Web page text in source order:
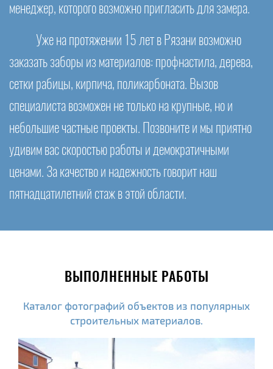
менеджер, которого возможно пригласить для замера.
Уже на протяжении 15 лет в Рязани возможно
заказать заборы из материалов: профнастила, дерева,
сетки рабицы, кирпича, поликарбоната. Вызов
специалиста возможен не только на крупные, но и
небольшие частные проекты. Позвоните и мы приятно
удивим вас скоростью работы и демократичными
ценами. За качество и надежность говорит наш
пятнадцатилетний стаж в этой области.
ВЫПОЛНЕННЫЕ РАБОТЫ
Каталог фотографий объектов из популярных
строительных материалов.